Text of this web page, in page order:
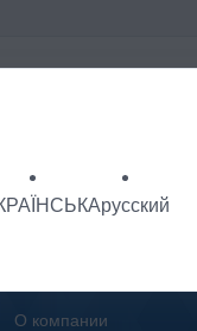
О компании
русский